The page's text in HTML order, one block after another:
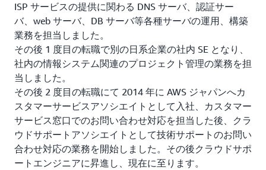
ISP サービスの提供に関わる DNS サーバ、認証サー
バ、web サーバ、DB サーバ等各種サーバの運用、構築
業務を担当しました。
その後 1 度目の転職で別の日系企業の社内 SE となり、
社内の情報システム関連のプロジェクト管理の業務を担
当しました。
その後 2 度目の転職にて 2014 年に AWS ジャパンへカ
スタマーサービスアソシエイトとして入社、カスタマー
サービス窓口でのお問い合わせ対応を担当した後、クラ
ウドサポートアソシエイトとして技術サポートのお問い
合わせ対応の業務を開始しました。その後クラウドサポ
ートエンジニアに昇進し、現在に至ります。